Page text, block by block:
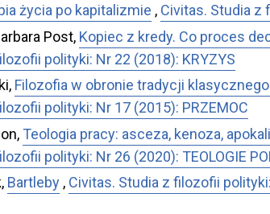
życia po kapitalizmie , Civitas. Studia z
Post, Kopiec z kredy. Co proces
polityki: Nr 22 (2018): KRYZYS
Filozofia w obronie tradycji
polityki: Nr 17 (2015): PRZEMOC
Teologia pracy: asceza, kenoza,
polityki: Nr 26 (2020): TEOLOGIE
Bartleby , Civitas. Studia z filozofii